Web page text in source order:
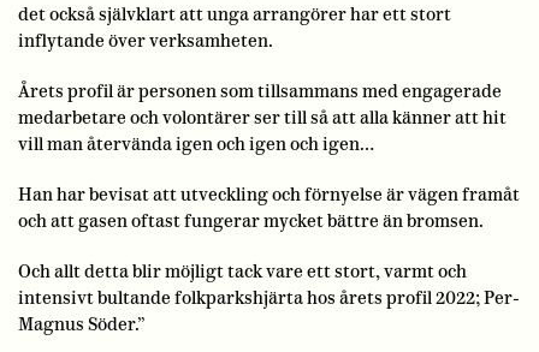
det också självklart att unga arrangörer har ett stort
inflytande över verksamheten.
Årets profil är personen som tillsammans med engagerade
medarbetare och volontärer ser till så att alla känner att hit
vill man återvända igen och igen och igen…
Han har bevisat att utveckling och förnyelse är vägen framåt
och att gasen oftast fungerar mycket bättre än bromsen.
Och allt detta blir möjligt tack vare ett stort, varmt och
intensivt bultande folkparkshjärta hos årets profil 2022; Per-
Magnus Söder.”